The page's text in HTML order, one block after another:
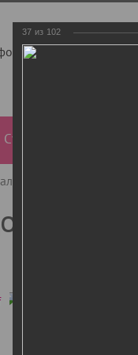
О нас
Сумки
Бутик
37 из 102